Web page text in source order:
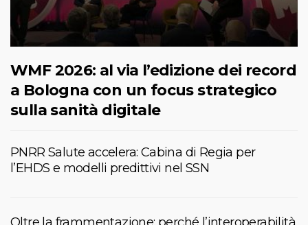
WMF 2026: al via l’edizione dei record
a Bologna con un focus strategico
sulla sanità digitale
PNRR Salute accelera: Cabina di Regia per
l’EHDS e modelli predittivi nel SSN